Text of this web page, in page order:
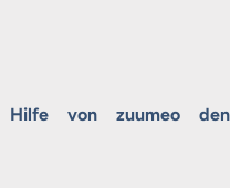
von zuumeo den